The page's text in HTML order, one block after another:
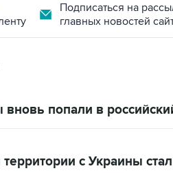
Подписаться на
главных новостей
вновь попали в
с Украины